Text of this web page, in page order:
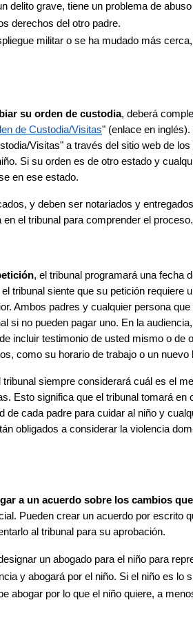
delito grave, tiene un problema de
derechos del otro padre.
militar o se ha mudado más
su orden de custodia, deberá
de Custodia/Visitas" (enlace en
Visitas" a través del sitio web de los
Si su orden es de otro estado y
en ese estado.
y deben ser notariados y
el tribunal para comprender el proceso.
, el tribunal programará una fecha
tribunal siente que su petición requiere
Ambos padres y cualquier persona
si no pueden pagar uno. En la
incluir testimonio de usted mismo o de
como su horario de trabajo o un
siempre considerará cuál es el
Esto significa que el tribunal tomará en
de cada padre para cuidar al niño y
obligados a considerar la violencia
a un acuerdo sobre los cambios
Pueden crear un acuerdo por escrito
al tribunal para su aprobación.
un abogado para el niño para
y abogará por el niño. Si el niño es lo
abogar por lo que el niño quiere, a